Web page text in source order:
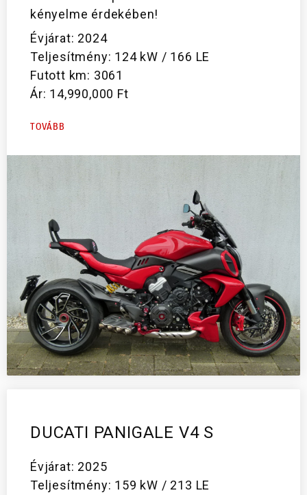
kényelme érdekében!
Évjárat: 2024
Teljesítmény: 124 kW / 166 LE
Futott km: 3061
Ár: 14,990,000 Ft
TOVÁBB
DUCATI PANIGALE V4 S
Évjárat: 2025
Teljesítmény: 159 kW / 213 LE